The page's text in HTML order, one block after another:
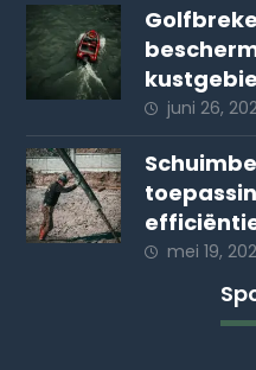
juni 26,
mei 19,